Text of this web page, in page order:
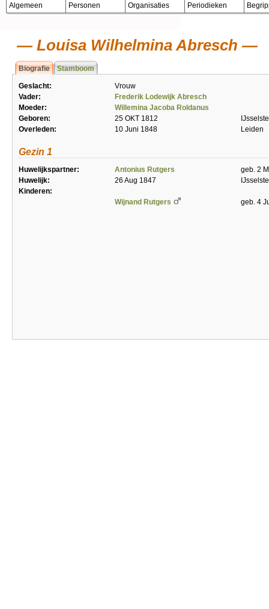
Algemeen Personen Organisaties Periodieken
Louisa Wilhelmina Abresch
Biografie Stamboom
Geslacht:
Vrouw
Vader:
Frederik Lodewijk Abresch
Moeder:
Willemina Jacoba Roldanus
Geboren:
25 OKT 1812
Overleden:
10 Juni 1848 Leiden
Gezin 1
Huwelijkspartner: Antonius Rutgers
geb. 2
Huwelijk:
26 Aug 1847
Kinderen:
Wijnand Rutgers
geb. 4